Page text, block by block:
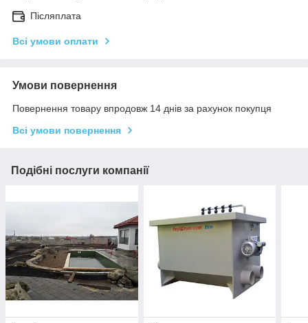
Післяплата
Всі умови оплати
Умови повернення
Повернення товару впродовж 14 днів за рахунок покупця
Всі умови повернення
Подібні послуги компанії